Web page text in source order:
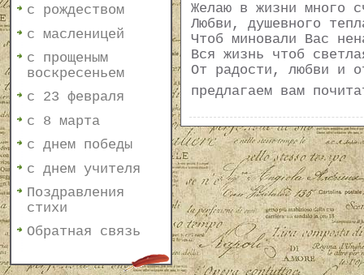
с рождеством
с масленицей
с прощеным
воскресеньем
с 23 февраля
с 8 марта
с днем победы
с днем учителя
Поздравления
стихи
Обратная связь
Желаю в жизни много
Любви, душевного
Чтоб миновали Вас
Вся жизнь чтоб
От радости, любви и
предлагаем вам